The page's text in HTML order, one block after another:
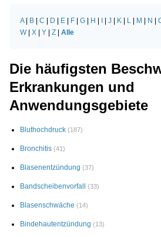
A| B C D E F G H J K L M N
W| X Y Z Alle
Die häufigsten
Erkrankungen und
Anwendungsgebiete
Bluthochdruck (187)
Bronchitis (41)
Blasenentzündung (37)
Bandscheibenvorfall (33)
Blasenschwäche (14)
Bindehautentzündung (13)